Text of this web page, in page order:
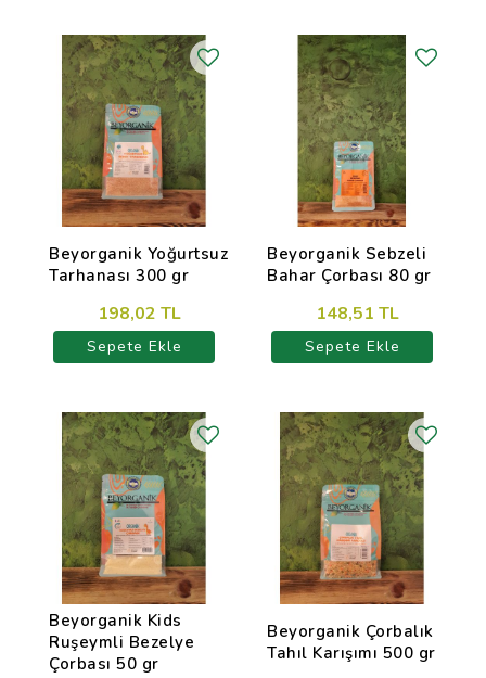
Beyorganik Yoğurtsuz
Tarhanası 300 gr
198,02 TL
Sepete Ekle
Beyorganik Sebzeli
Bahar Çorbası 80 gr
148,51 TL
Sepete Ekle
Beyorganik Kids
Ruşeymli Bezelye
Çorbası 50 gr
Beyorganik Çorbalık
Tahıl Karışımı 500 gr